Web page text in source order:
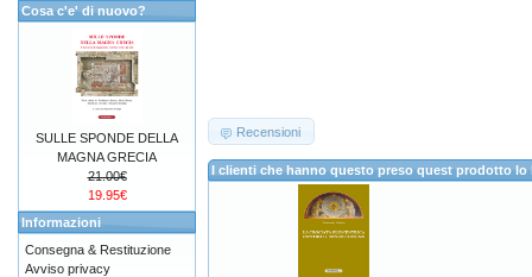
Recensioni
I clienti che hanno questo preso quest prodotto
Cosa c'e' di nuovo?
SULLE SPONDE DELLA
MAGNA GRECIA
21.00€
19.95€
Informazioni
Consegna & Restituzione
Avviso privacy